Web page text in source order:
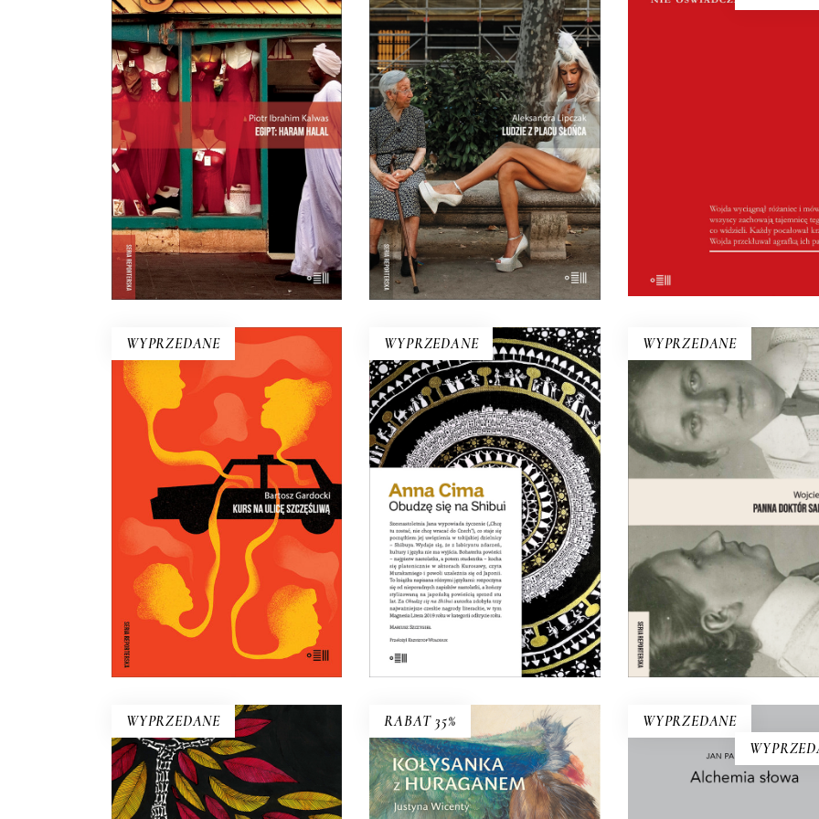
E-BOOK DO
KOSZYKA
EGIPT: HARAM HALAL
„Haram” – to zakaz, „halal” –
przyzwolenie. I tak niektóre
lakiery do paznokci są dla
muzułmanek halal, niektóre
haram, ale ciężko się w tym
zorientować nawet Egipcjanom.
E-BOOK DO
KOSZYKA
LUDZIE Z PLACU SŁOŃCA
Intymny portret kraju na
rozdrożu. Miejsca, w którym coś
się skończyło, a nowe jeszcze nie
zaczęło. Reportaże o Hiszpanii z
krwi i kości, a nie z turystycznego
folderu.
39.00zł 19.50zł
wieś.
WYPRZEDANE
E-BOOK DO
KOSZYKA
KURS NA ULICĘ
SZCZĘŚLIWĄ
Kiedy Bartosz Gardocki usiadł za
kierownicą taksówki, poczuł się
szczęśliwy. Szybko się okazało,
że jego pasażerowie też szukają
szczęścia…
37.00 zł 18.50zł
WYPRZEDANE
E-BOOK DO
OBUDZĘ SIĘ NA SHIBUI
Jana kocha się platonicznie w
aktorach Kurosawy, czyta
Murakamiego i uzależnia się od
Japonii. Podróż do Tokio i
wypowiedziane lekkomyślnie
życzenie stają się początkiem jej
uwięzienia w tokijskiej dzielnicy –
Shibuya…
39.00zł 19.50 zł
WYPRZEDANE
E-BOOK DO
KOSZYKA
PANNA DOKTÓR
SADOWSKA
Opowieść o lekarce,
naukowczyni,
społecznej, feministce,
przedsiębiorczyni,
bohaterce jednego z
najgłośniejszych
obyczajowych
Warszawy.
42.00zł 21.00 zł
WYPRZEDANE
BEZROŻEC
RABAT 35%
KOŁYSANKA Z
HURAGANEM
Treny matki. Intymna opowieść
WYPRZEDANE